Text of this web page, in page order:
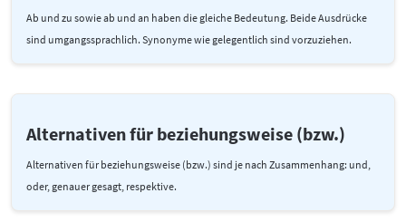
Ab und zu sowie ab und an haben die gleiche Bedeutung. Beide Ausdrücke
sind umgangssprachlich. Synonyme wie gelegentlich sind vorzuziehen.
Alternativen für beziehungsweise (bzw.)
Alternativen für beziehungsweise (bzw.) sind je nach Zusammenhang: und,
oder, genauer gesagt, respektive.